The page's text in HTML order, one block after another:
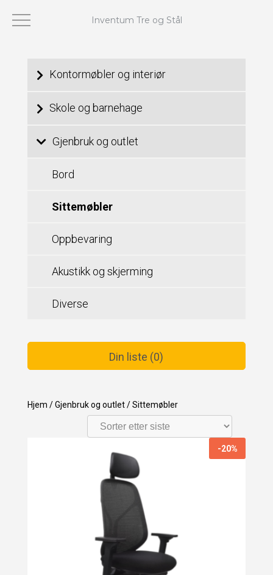
Kontormøbler og interiør
Skole og barnehage
Gjenbruk og outlet
Bord
Sittemøbler
Oppbevaring
Akustikk og skjerming
Diverse
Din liste (0)
Hjem / Gjenbruk og outlet /Sittemøbler
-20%
Inventum Tre og Stål